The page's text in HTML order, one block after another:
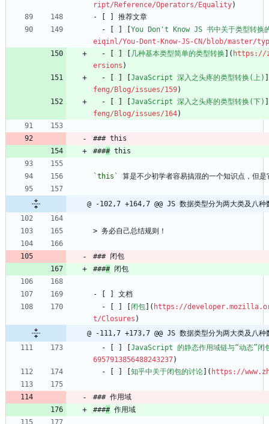
ript/Reference/Operators/Equality)
- [ ] 推荐文章
  - [ ] [
You Don't Know JS 书中关于类型转换
eiqinl/You-Dont-Know-JS-CN/blob/master/
  - [ ] [
几种基本类型简单的类型转换 ]( https://
ersions )
  - [ ] [
JavaScript 深入之头疼的类型转换(上)
feng/Blog/issues/159)
  - [ ] [
JavaScript 深入之头疼的类型转换(下)
feng/Blog/issues/164)
### this
#### this
`this` 算是不少初学者容易搞混的一个知识点，但
@ -102,7 +164,7 @@ JS 数据类型分为两大类及八种
> 务必自己总结规则！
### 闭包
#### 闭包
- [ ] 文档
  - [ ] [
闭包 ]( https://
t/Closures )
@ -111,7 +173,7 @@ JS 数据类型分为两大类及八种
  - [ ] [
JavaScript 的静态作用域链与“动态”闭
6957913856488243237)
  - [ ] [
知乎中关于闭包的讨论 ]( https://
### 作用域
#### 作用域